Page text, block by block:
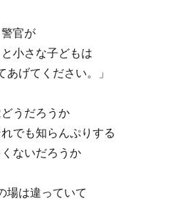
警官が
と小さな子どもは
あげてください。」
うだろうか
でも知らんぷりする
ないだろうか
場は違っていて